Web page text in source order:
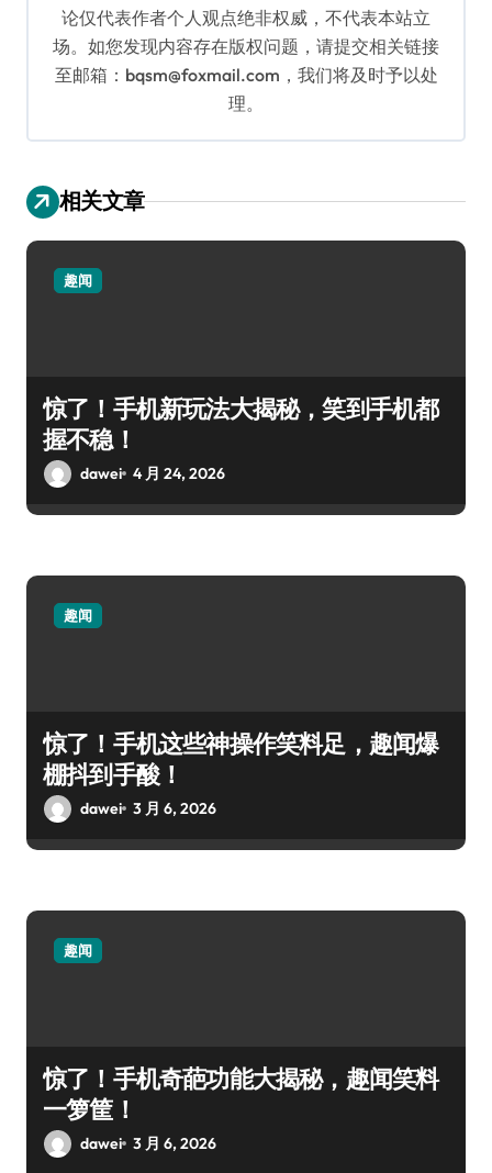
论仅代表作者个人观点绝非权威，不代表本站立
场。如您发现内容存在版权问题，请提交相关链接
至邮箱：bqsm@foxmail.com，我们将及时予以处
理。
相关文章
趣闻
惊了！手机新玩法大揭秘，笑到手机都
握不稳！
dawei 4 月 24, 2026
趣闻
惊了！手机这些神操作笑料足，趣闻爆
棚抖到手酸！
dawei 3 月 6, 2026
趣闻
惊了！手机奇葩功能大揭秘，趣闻笑料
一箩筐！
dawei 3 月 6, 2026